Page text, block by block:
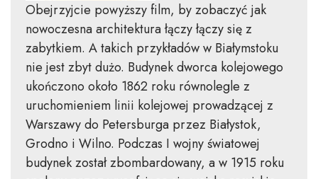
Obejrzyjcie powyższy film, by zobaczyć jak
nowoczesna architektura łączy łączy się z
zabytkiem. A takich przykładów w Białymstoku
nie jest zbyt dużo. Budynek dworca kolejowego
ukończono około 1862 roku równolegle z
uruchomieniem linii kolejowej prowadzącej z
Warszawy do Petersburga przez Białystok,
Grodno i Wilno. Podczas I wojny światowej
budynek został zbombardowany, a w 1915 roku